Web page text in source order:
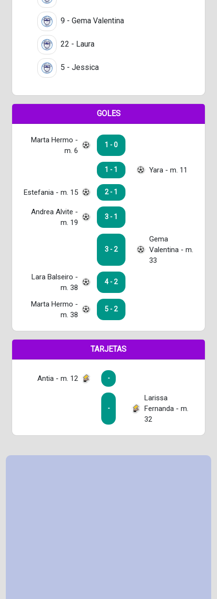
9 - Gema Valentina
22 - Laura
5 - Jessica
GOLES
Marta Hermo -
m. 6
1 - 0
1 - 1 Yara - m. 11
Estefania - m. 15 2 - 1
Andrea Alvite -
m. 19
3 - 1
3 - 2
Gema
Valentina - m.
33
Lara Balseiro -
m. 38
4 - 2
Marta Hermo -
m. 38
5 - 2
TARJETAS
Antia - m. 12 -
-
Larissa
Fernanda - m.
32